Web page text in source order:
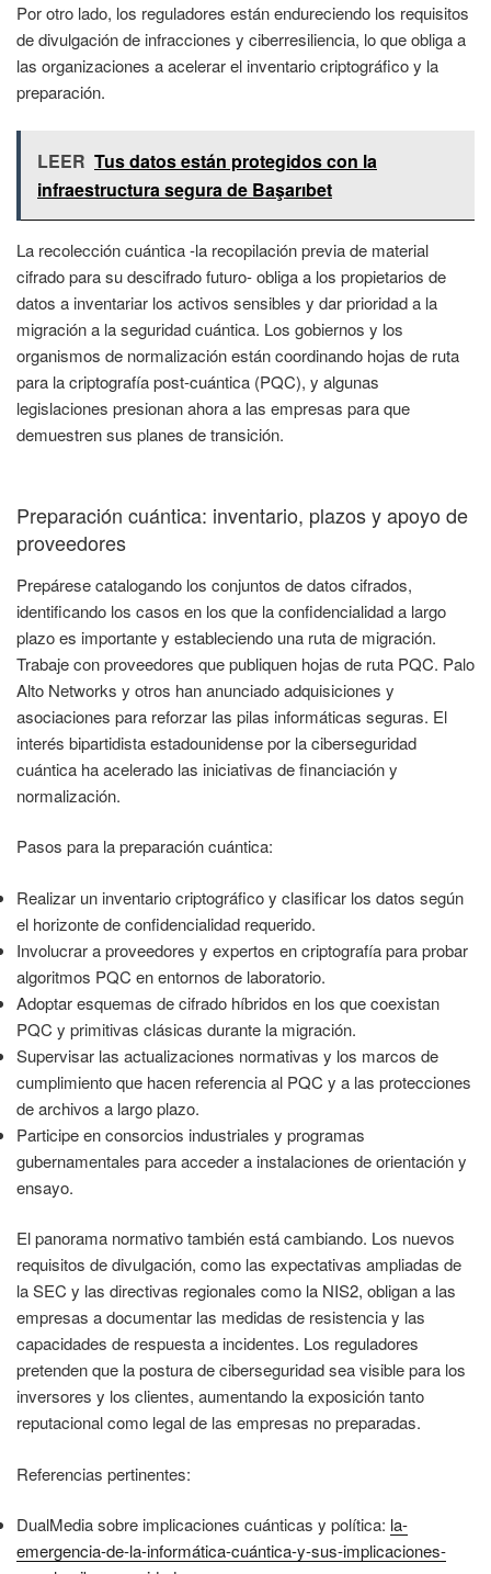
Por otro lado, los reguladores están endureciendo los requisitos
de divulgación de infracciones y ciberresiliencia, lo que obliga a
las organizaciones a acelerar el inventario criptográfico y la
preparación.
LEER Tus datos están protegidos con la
infraestructura segura de Başarıbet
La recolección cuántica -la recopilación previa de material
cifrado para su descifrado futuro- obliga a los propietarios de
datos a inventariar los activos sensibles y dar prioridad a la
migración a la seguridad cuántica. Los gobiernos y los
organismos de normalización están coordinando hojas de ruta
para la criptografía post-cuántica (PQC), y algunas
legislaciones presionan ahora a las empresas para que
demuestren sus planes de transición.
Preparación cuántica: inventario, plazos y apoyo de
proveedores
Prepárese catalogando los conjuntos de datos cifrados,
identificando los casos en los que la confidencialidad a largo
plazo es importante y estableciendo una ruta de migración.
Trabaje con proveedores que publiquen hojas de ruta PQC. Palo
Alto Networks y otros han anunciado adquisiciones y
asociaciones para reforzar las pilas informáticas seguras. El
interés bipartidista estadounidense por la ciberseguridad
cuántica ha acelerado las iniciativas de financiación y
normalización.
Pasos para la preparación cuántica:
Realizar un inventario criptográfico y clasificar los datos según
el horizonte de confidencialidad requerido.
Involucrar a proveedores y expertos en criptografía para probar
algoritmos PQC en entornos de laboratorio.
Adoptar esquemas de cifrado híbridos en los que coexistan
PQC y primitivas clásicas durante la migración.
Supervisar las actualizaciones normativas y los marcos de
cumplimiento que hacen referencia al PQC y a las protecciones
de archivos a largo plazo.
Participe en consorcios industriales y programas
gubernamentales para acceder a instalaciones de orientación y
ensayo.
El panorama normativo también está cambiando. Los nuevos
requisitos de divulgación, como las expectativas ampliadas de
la SEC y las directivas regionales como la NIS2, obligan a las
empresas a documentar las medidas de resistencia y las
capacidades de respuesta a incidentes. Los reguladores
pretenden que la postura de ciberseguridad sea visible para los
inversores y los clientes, aumentando la exposición tanto
reputacional como legal de las empresas no preparadas.
Referencias pertinentes:
DualMedia sobre implicaciones cuánticas y política: la-
emergencia-de-la-informática-cuántica-y-sus-implicaciones-